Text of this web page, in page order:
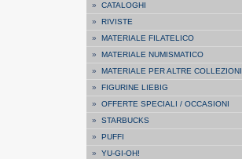
» CATALOGHI
» RIVISTE
» MATERIALE FILATELICO
» MATERIALE NUMISMATICO
» MATERIALE PER ALTRE COLLEZIONI
» FIGURINE LIEBIG
» OFFERTE SPECIALI / OCCASIONI
» STARBUCKS
» PUFFI
» YU-GI-OH!